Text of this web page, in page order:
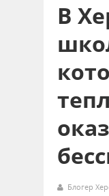
В
Блогер